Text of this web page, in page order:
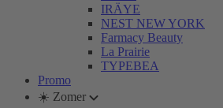
IRÄYE
NEST NEW YORK
Farmacy Beauty
La Prairie
TYPEBEA
Promo
☀️ Zomer